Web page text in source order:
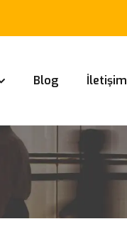
Blog İletişim